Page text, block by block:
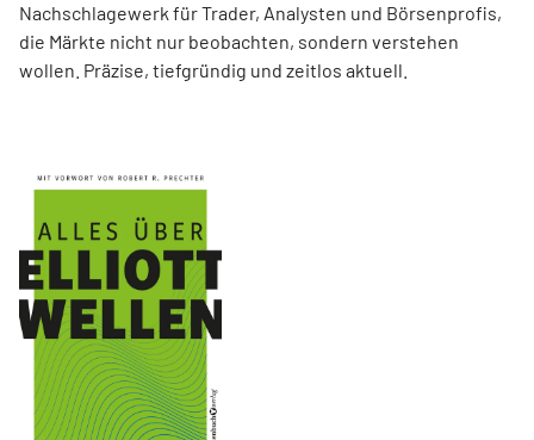
Nachschlagewerk für Trader, Analysten und Börsenprofis,
die Märkte nicht nur beobachten, sondern verstehen
wollen. Präzise, tiefgründig und zeitlos aktuell.